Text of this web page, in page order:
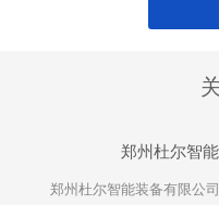
郑州杜尔智
郑州杜尔智能装备有限公